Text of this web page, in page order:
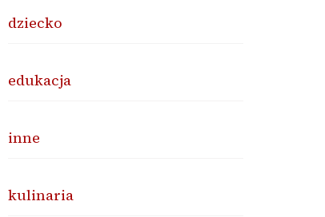
dziecko
edukacja
inne
kulinaria